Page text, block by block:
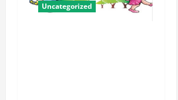
Uncategorized